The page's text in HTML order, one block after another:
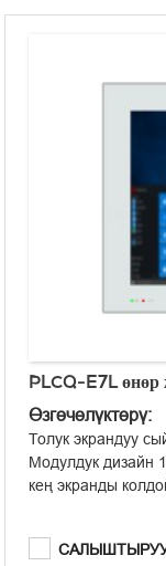
PLCQ-E7L
Өзгөчөлүктөрү:
Толук экрандуу
Модулдук дизайн
кең экранды
Алдыңкы панель
Алдыңкы панелде
жарыктары